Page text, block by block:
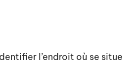
l’endroit où se situe